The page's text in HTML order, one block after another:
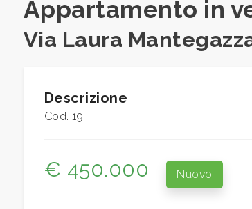
Appartamento in
Via Laura
Descrizione
Cod. 19
€ 450.000 Nuovo
Totale